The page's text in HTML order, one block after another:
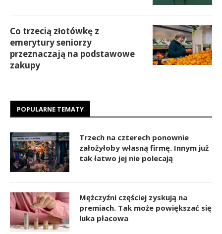
Co trzecią złotówkę z
emerytury seniorzy
przeznaczają na podstawowe
zakupy
POPULARNE TEMATY
Trzech na czterech ponownie
założyłoby własną firmę. Innym już
tak łatwo jej nie polecają
Mężczyźni częściej zyskują na
premiach. Tak może powiększać się
luka płacowa